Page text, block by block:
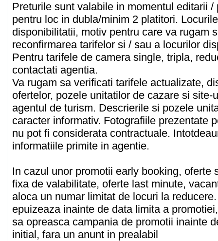
Preturile sunt valabile in momentul editarii
pentru loc in dubla/minim 2 platitori.
disponibilitatii, motiv pentru care va rugam
reconfirmarea tarifelor si / sau a locurilor
Pentru tarifele de camera single, tripla,
contactati agentia.
Va rugam sa verificati tarifele actualizate,
ofertelor, pozele unitatilor de cazare si site-
agentul de turism. Descrierile si pozele
caracter informativ. Fotografiile prezentate
nu pot fi considerata contractuale.
informatiile primite in agentie.
In cazul unor promotii early booking, oferte
fixa de valabilitate, oferte last minute,
aloca un numar limitat de locuri la
epuizeaza inainte de data limita a
sa opreasca campania de promotii inainte
initial, fara un anunt in prealabil